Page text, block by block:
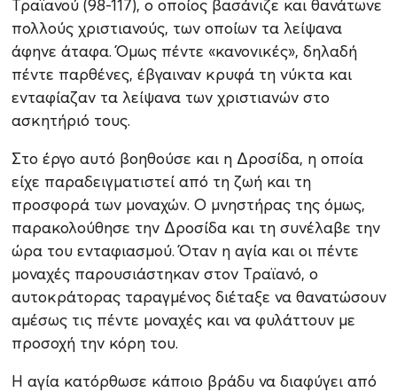
Τραϊανού (98-117), ο οποίος βασάνιζε και θανάτωνε
πολλούς χριστιανούς, των οποίων τα λείψανα
άφηνε άταφα. Όμως πέντε «κανονικές», δηλαδή
πέντε παρθένες, έβγαιναν κρυφά τη νύκτα και
ενταφίαζαν τα λείψανα των χριστιανών στο
ασκητήριό τους.
Στο έργο αυτό βοηθούσε και η Δροσίδα, η οποία
είχε παραδειγματιστεί από τη ζωή και τη
προσφορά των μοναχών. Ο μνηστήρας της όμως,
παρακολούθησε την Δροσίδα και τη συνέλαβε την
ώρα του ενταφιασμού. Όταν η αγία και οι πέντε
μοναχές παρουσιάστηκαν στον Τραϊανό, ο
αυτοκράτορας ταραγμένος διέταξε να θανατώσουν
αμέσως τις πέντε μοναχές και να φυλάττουν με
προσοχή την κόρη του.
Η αγία κατόρθωσε κάποιο βράδυ να διαφύγει από